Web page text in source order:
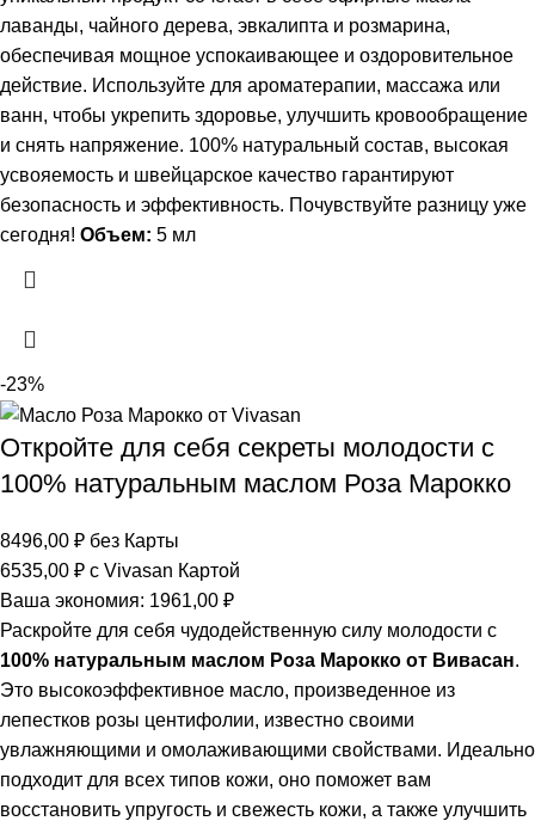
лаванды, чайного дерева, эвкалипта и розмарина,
обеспечивая мощное успокаивающее и оздоровительное
действие. Используйте для ароматерапии, массажа или
ванн, чтобы укрепить здоровье, улучшить кровообращение
и снять напряжение. 100% натуральный состав, высокая
усвояемость и швейцарское качество гарантируют
безопасность и эффективность. Почувствуйте разницу уже
сегодня! Объем: 5 мл
-23%
Откройте для себя секреты молодости с
100% натуральным маслом Роза Марокко
8496,00 ₽ без Карты
6535,00 ₽ с Vivasan Картой
Ваша экономия: 1961,00 ₽
Раскройте для себя чудодейственную силу молодости с
100% натуральным маслом Роза Марокко от Вивасан.
Это высокоэффективное масло, произведенное из
лепестков розы центифолии, известно своими
увлажняющими и омолаживающими свойствами. Идеально
подходит для всех типов кожи, оно поможет вам
восстановить упругость и свежесть кожи, а также улучшить